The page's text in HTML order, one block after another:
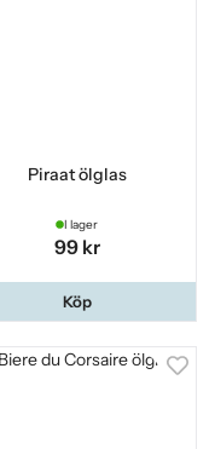
Piraat ölglas
I lager
99 kr
Köp